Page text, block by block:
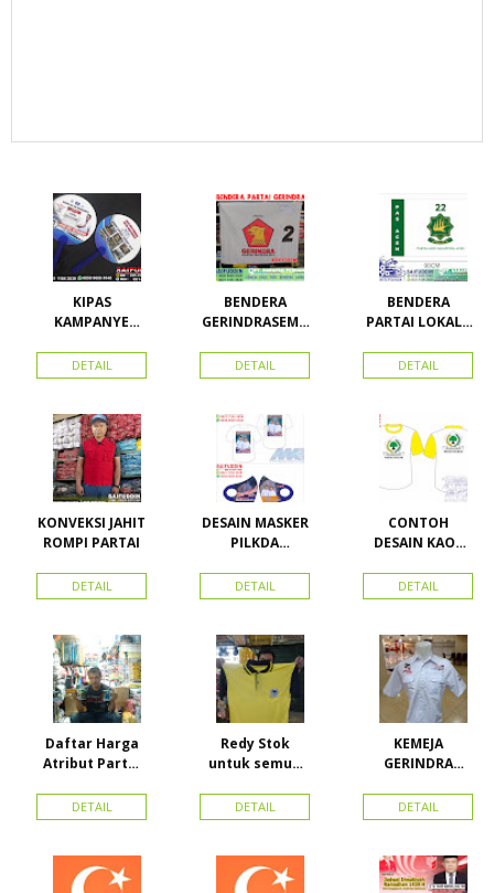
KIPAS
KAMPANYE
DETAIL
BENDERA
GERINDRASEMU
DETAIL
BENDERA
PARTAI LOKAL /
ACEH
DETAIL
KONVEKSI JAHIT
ROMPI PARTAI
DETAIL
DESAIN MASKER
PILKDA
Calon Bupati &
Wakil Bupati
Kepulauan
DETAIL
CONTOH
DESAIN KAOS
BAHAN PE
DOUBLE
DETAIL
Daftar Harga
Atribut Partai
Toko Maha
Karya Online
Proyek Senen
Jakarta Pusat
DETAIL
Redy Stok
untuk semua
Kerah Bahan PE
Dobel Rp.
DETAIL
KEMEJA
GERINDRA
BORDIR DAN
TOPI BAHAN
DETAIL